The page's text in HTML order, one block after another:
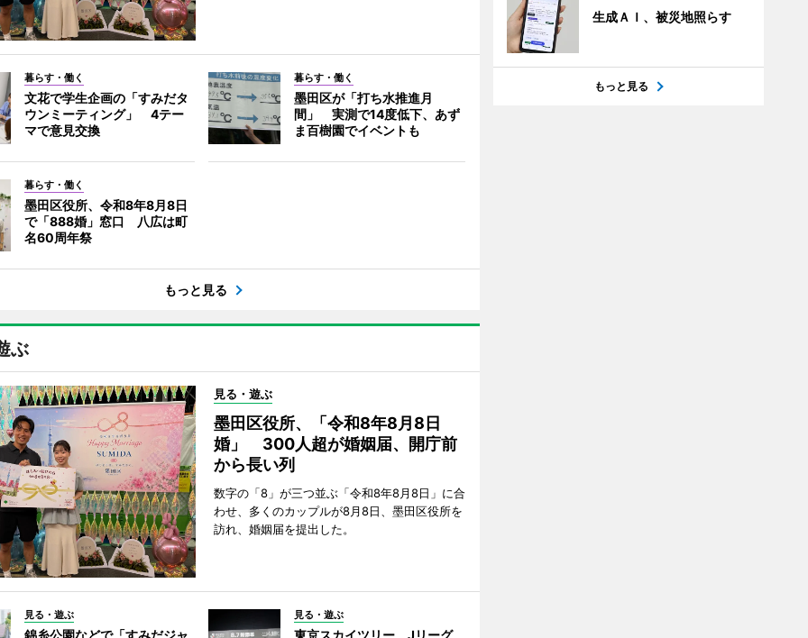
暮らす・働く
文花で学生企画の「すみだタ
ウンミーティング」 4テー
マで意見交換
暮らす・働く
墨田区が「打ち水推進月
間」 実測で14度低下、あず
ま百樹園でイベントも
暮らす・働く
墨田区役所、令和8年8月8日
で「888婚」窓口 八広は町
名60周年祭
もっと見る
ぶ
見る・遊ぶ
墨田区役所、「令和8年8月8日
婚」 300人超が婚姻届、開庁前
から長い列
数字の「8」が三つ並ぶ「令和8年8月8日」に合
わせ、多くのカップルが8月8日、墨田区役所を
訪れ、婚姻届を提出した。
見る・遊ぶ
錦糸公園などで「すみだジャ
見る・遊ぶ
東京スカイツリー、Jリーグ
生成ＡＩ、被災地照らす
もっと見る